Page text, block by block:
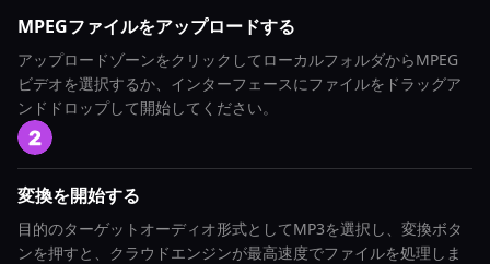
MPEGファイルをアップロードする
アップロードゾーンをクリックしてローカルフォルダからMPEG
ビデオを選択するか、インターフェースにファイルをドラッグア
ンドドロップして開始してください。
変換を開始する
目的のターゲットオーディオ形式としてMP3を選択し、変換ボタ
ンを押すと、クラウドエンジンが最高速度でファイルを処理しま